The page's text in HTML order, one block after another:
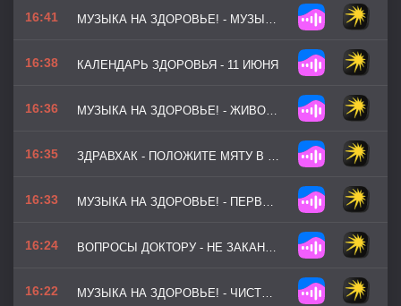
16:41 МУЗЫКА НА ЗДОРОВЬЕ! - МУЗЫКА АТЛЕТИКИ
16:38 КАЛЕНДАРЬ ЗДОРОВЬЯ - 11 ИЮНЯ
16:36 МУЗЫКА НА ЗДОРОВЬЕ! - ЖИВОЙ РОДНИК
16:35 ЗДРАВХАК - ПОЛОЖИТЕ МЯТУ В БУТЫЛКУ С ВОДОЙ
16:33 МУЗЫКА НА ЗДОРОВЬЕ! - ПЕРВЫЕ ЛУЧИ
16:24 ВОПРОСЫ ДОКТОРУ - НЕ ЗАКАНЧИВАЮЩИЙСЯ НАСМОРК
16:22 МУЗЫКА НА ЗДОРОВЬЕ! - ЧИСТАЯ ЭНЕРГИЯ